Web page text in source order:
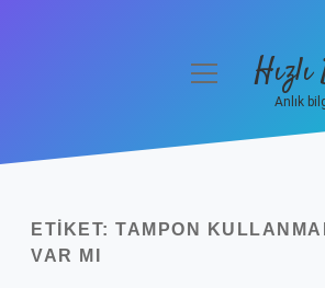
Yasal Uyarı
menüyü
Anlık
ETIKET: TAMPON
VAR MI